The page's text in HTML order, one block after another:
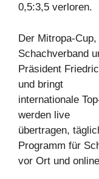
0,5:3,5 verloren.
Der Mitropa-
Schachverband
Präsident
und bringt
internationale
werden live
übertragen,
Programm für
vor Ort und